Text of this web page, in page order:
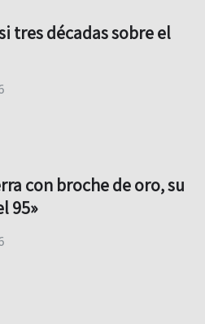
tres décadas sobre el
con broche de oro, su
95»